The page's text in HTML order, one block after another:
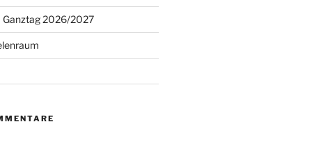
Ganztag 2026/2027